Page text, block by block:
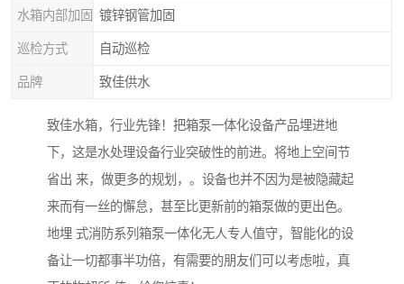
水箱内部加固 镀锌钢管加固
巡检方式 自动巡检
品牌 致佳供水
致佳水箱，行业先锋！把箱泵一体化设备产品埋进地
下，这是水处理设备行业突破性的前进。将地上空间节
省出 来，做更多的规划，。设备也并不因为是被隐藏起
来而有一丝的懈怠，甚至比更新前的箱泵做的更出色。
地埋 式消防系列箱泵一体化无人专人值守，智能化的设
备让一切都事半功倍，有需要的朋友们可以考虑啦，真